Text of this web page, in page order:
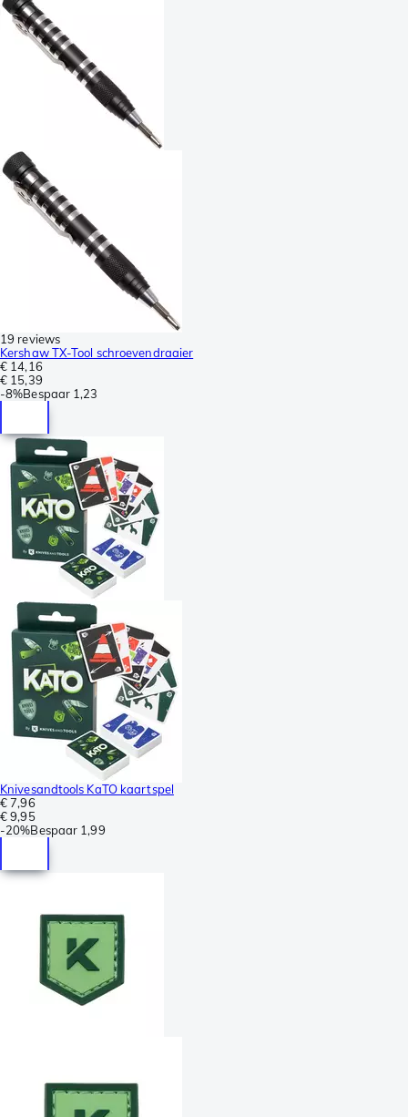
19 reviews
Kershaw TX-Tool schroevendraaier
€ 14,16
€ 15,39
-8%Bespaar 1,23
Knivesandtools KaTO kaartspel
€ 7,96
€ 9,95
-20%Bespaar 1,99